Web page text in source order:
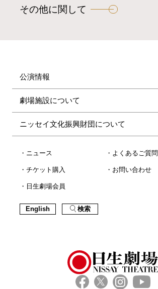
その他に関して
公演情報
劇場施設について
ニッセイ文化振興財団について
ニュース
チケット購入
日生劇場会員
よくあるご質問
お問い合わせ
English 検索